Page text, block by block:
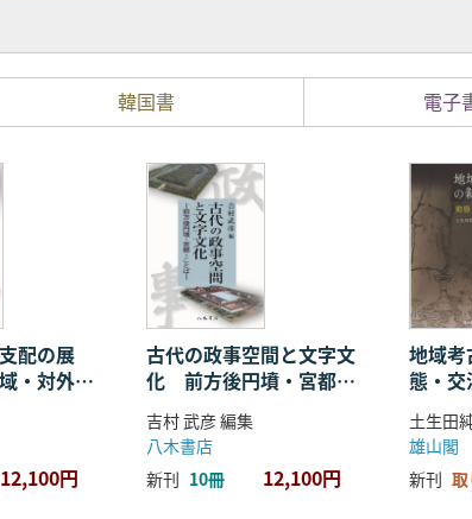
韓国書 電子
配の展
・対外関
12,100円
古代の政事空間と文字文
化 前方後円墳・宮都・
ことば
吉村 武彦 編集
八木書店
新刊 10冊 12,100円
地域
態・
雄山閣
新刊